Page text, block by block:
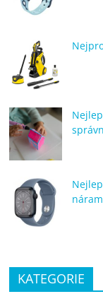
KATEGORIE